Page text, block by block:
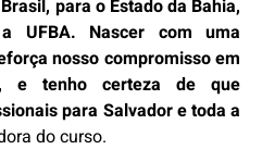
para o Estado da Bahia,
UFBA. Nascer com uma
nosso compromisso em
e tenho certeza de que
para Salvador e toda a
do curso.